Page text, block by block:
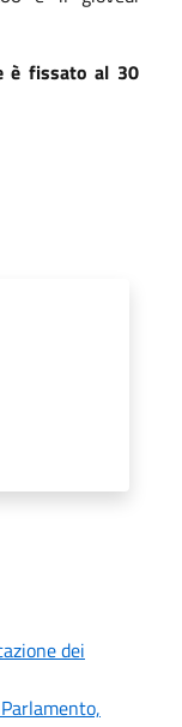
è fissato al 30
dei